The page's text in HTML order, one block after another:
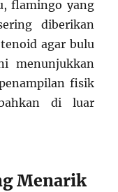
flamingo yang
diberikan
agar bulu
menunjukkan
fisik
di luar
Menarik